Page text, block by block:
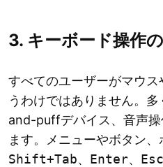
3. キーボード操作
すべてのユーザーがマウ
うわけではありません。
and-puffデバイス、音声
ます。メニューやボタン
Shift+Tab、 Enter、 Esc